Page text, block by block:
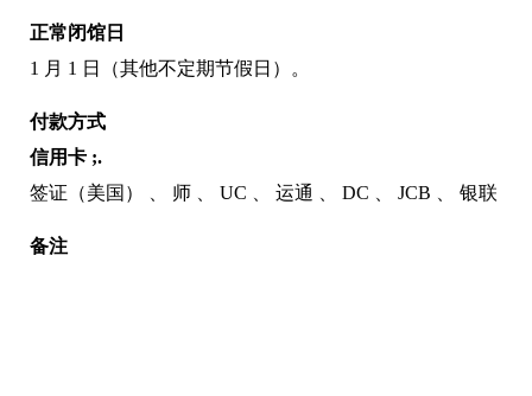
正常闭馆日
1 月 1 日（其他不定期节假日）。
付款方式
信用卡 ;.
签证（美国）
师 UC 运通 DC JCB 银联
备注